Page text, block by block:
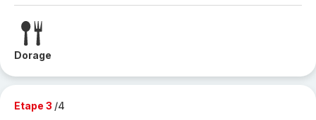
Dorage
Etape 3 /4